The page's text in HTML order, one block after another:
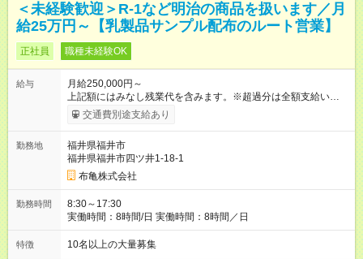
＜未経験歓迎＞R-1など明治の商品を扱います／月
給25万円～【乳製品サンプル配布のルート営業】
正社員 職種未経験OK
給与
月給250,000円～
上記額にはみなし残業代を含みます。※超過分は全額支給いたし
ます。 みなし残業代 50,000円／月 みなし残業時間 27時間／月
※試用期間は3ヶ月で、その間の条件に変更はありません。 ※上
円／月）が含まれます。残業時間の超過分は別途支給。 ＜月収
例＞ ・月収30万円（固定給＋インセンティブ5万円） ・月収34
万円（固定給＋インセンティブ9万円） ※インセンティブによっ
て月収38万円以上も十分に可能です。 ◆頑張りが収入に直結！
明確な給与体系◆ 月給25万円の固定給に加え、成果に応じたイ
ンセンティブを支給。あなたの頑張りを正当に評価します。 年
／入社3年目・リーダー職（月収45万円＋賞与） 【試用期間】
試用期間あり 試用期間の長さ：3ヶ月 雇用形態、給与は本採用
交通費別途支給あり
勤務地
福井県福井市
福井県福井市四ツ井1-18-1
布亀株式会社
勤務時間
8:30～17:30
実働時間：8時間/日 実働時間：8時間／日
特徴 10名以上の大量募集